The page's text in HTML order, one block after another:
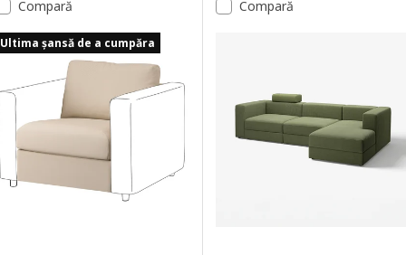
Opțiune: JÄTTEBO, Modul
Compară
Ultima șansă de a cumpăra
Compară